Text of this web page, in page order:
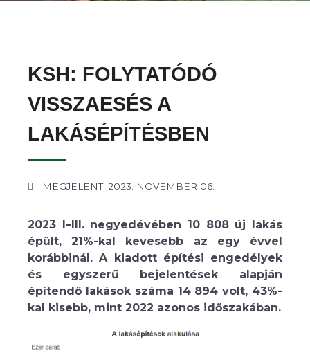
KSH: FOLYTATÓDÓ
VISSZAESÉS A
LAKÁSÉPÍTÉSBEN
MEGJELENT: 2023. NOVEMBER 06.
2023 I–III. negyedévében 10 808 új lakás
épült, 21%-kal kevesebb az egy évvel
korábbinál. A kiadott építési engedélyek
és egyszerű bejelentések alapján
építendő lakások száma 14 894 volt, 43%-
kal kisebb, mint 2022 azonos időszakában.